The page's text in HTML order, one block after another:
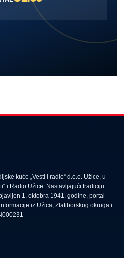
kuće „Vesti i radio“ d.o.o. Užice, u
i Radio Užice. Nastavljajući tradiciju
1. oktobra 1941. godine, portal
iz Užica, Zlatiborskog okruga i